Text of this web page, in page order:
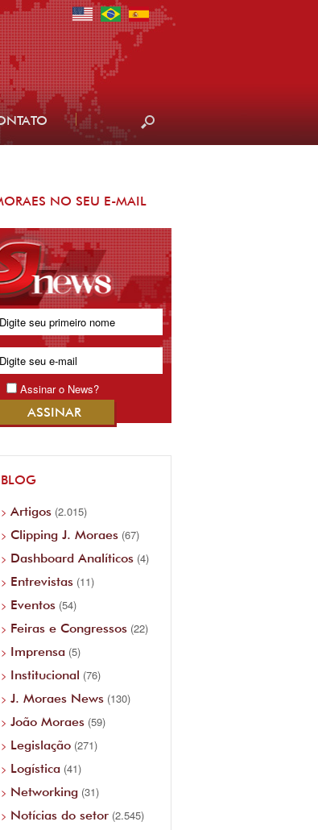
NO SEU E-MAIL
Assinar o News?
BLOG
Artigos (2.015)
Clipping J. Moraes (67)
Dashboard Analíticos (4)
Entrevistas (11)
Eventos (54)
Feiras e Congressos (22)
Imprensa (5)
Institucional (76)
J. Moraes News (130)
João Moraes (59)
Legislação (271)
Logística (41)
Networking (31)
Notícias do setor (2.545)